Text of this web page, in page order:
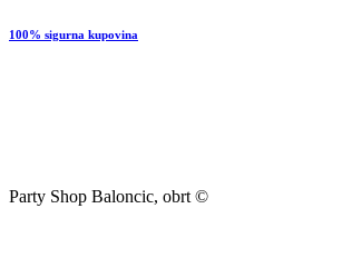
100% sigurna kupovina
Party Shop Baloncic, obrt ©